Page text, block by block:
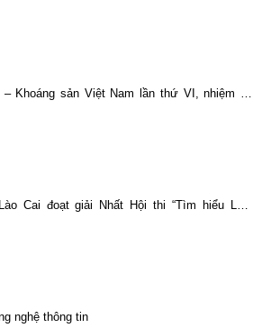
Khoáng sản Việt Nam lần thứ VI, nhiệm kỳ
Cai đoạt giải Nhất Hội thi “Tìm hiểu Luật
nghệ thông tin